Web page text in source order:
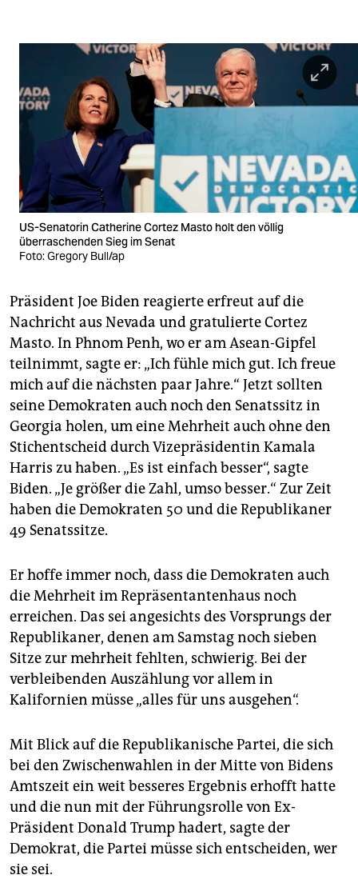
US-Senatorin Catherine Cortez Masto holt den völlig
überraschenden Sieg im Senat
Foto: Gregory Bull/ap
Präsident Joe Biden reagierte erfreut auf die
Nachricht aus Nevada und gratulierte Cortez
Masto. In Phnom Penh, wo er am Asean-Gipfel
teilnimmt, sagte er: „Ich fühle mich gut. Ich freue
mich auf die nächsten paar Jahre.“ Jetzt sollten
seine Demokraten auch noch den Senatssitz in
Georgia holen, um eine Mehrheit auch ohne den
Stichentscheid durch Vizepräsidentin Kamala
Harris zu haben. „Es ist einfach besser“, sagte
Biden. „Je größer die Zahl, umso besser.“ Zur Zeit
haben die Demokraten 50 und die Republikaner
49 Senatssitze.
Er hoffe immer noch, dass die Demokraten auch
die Mehrheit im Repräsentantenhaus noch
erreichen. Das sei angesichts des Vorsprungs der
Republikaner, denen am Samstag noch sieben
Sitze zur mehrheit fehlten, schwierig. Bei der
verbleibenden Auszählung vor allem in
Kalifornien müsse „alles für uns ausgehen“.
Mit Blick auf die Republikanische Partei, die sich
bei den Zwischenwahlen in der Mitte von Bidens
Amtszeit ein weit besseres Ergebnis erhofft hatte
und die nun mit der Führungsrolle von Ex-
Präsident Donald Trump hadert, sagte der
Demokrat, die Partei müsse sich entscheiden, wer
sie sei.